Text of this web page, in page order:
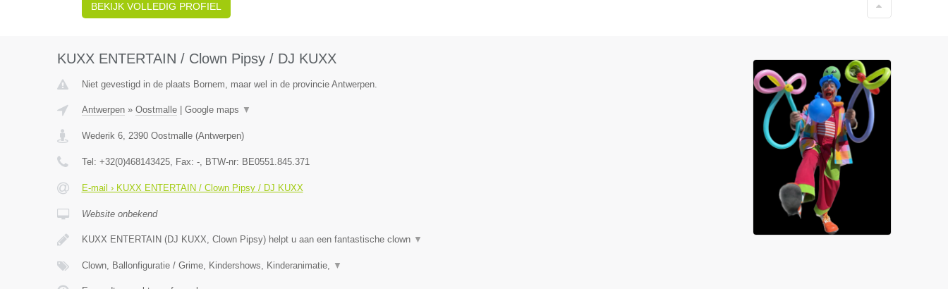
BEKIJK VOLLEDIG PROFIEL
KUXX ENTERTAIN / Clown Pipsy / DJ KUXX
Niet gevestigd in de plaats Bornem, maar wel in de provincie Antwerpen.
Antwerpen» Oostmalle| Google maps ▼
Wederik 6, 2390 Oostmalle(Antwerpen)
Tel: +32(0)468143425, Fax: -, BTW-nr: BE0551.845.371
E-mail › KUXX ENTERTAIN / Clown Pipsy / DJ KUXX
Website onbekend
KUXX ENTERTAIN (DJ KUXX, Clown Pipsy) helpt u aan een fantastische clown ▼
Clown, Ballonfiguratie / Grime, Kindershows, Kinderanimatie, ▼